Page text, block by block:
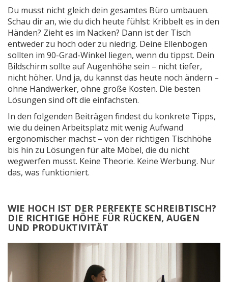
Du musst nicht gleich dein gesamtes Büro umbauen.
Schau dir an, wie du dich heute fühlst: Kribbelt es in den
Händen? Zieht es im Nacken? Dann ist der Tisch
entweder zu hoch oder zu niedrig. Deine Ellenbogen
sollten im 90-Grad-Winkel liegen, wenn du tippst. Dein
Bildschirm sollte auf Augenhöhe sein – nicht tiefer,
nicht höher. Und ja, du kannst das heute noch ändern –
ohne Handwerker, ohne große Kosten. Die besten
Lösungen sind oft die einfachsten.
In den folgenden Beiträgen findest du konkrete Tipps,
wie du deinen Arbeitsplatz mit wenig Aufwand
ergonomischer machst – von der richtigen Tischhöhe
bis hin zu Lösungen für alte Möbel, die du nicht
wegwerfen musst. Keine Theorie. Keine Werbung. Nur
das, was funktioniert.
WIE HOCH IST DER PERFEKTE SCHREIBTISCH?
DIE RICHTIGE HÖHE FÜR RÜCKEN, AUGEN
UND PRODUKTIVITÄT